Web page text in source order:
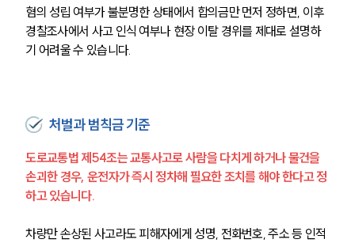
혐의 성립 여부가 불분명한 상태에서 합의금만 먼저 정하면, 이후
경찰조사에서 사고 인식 여부나 현장 이탈 경위를 제대로 설명하
기 어려울 수 있습니다.
처벌과 범칙금 기준
도로교통법 제54조는 교통사고로 사람을 다치게 하거나 물건을
손괴한 경우, 운전자가 즉시 정차해 필요한 조치를 해야 한다고 정
하고 있습니다.
차량만 손상된 사고라도 피해자에게 성명, 전화번호, 주소 등 인적